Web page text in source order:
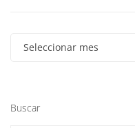
Seleccionar mes
Buscar